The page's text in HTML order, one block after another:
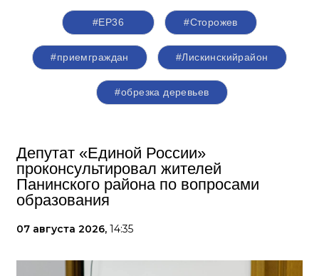
#ЕР36 #Сторожев
#приемграждан #Лискинскийрайон
#обрезка деревьев
Депутат «Единой России»
проконсультировал жителей
Панинского района по вопросами
образования
07 августа 2026, 14:35